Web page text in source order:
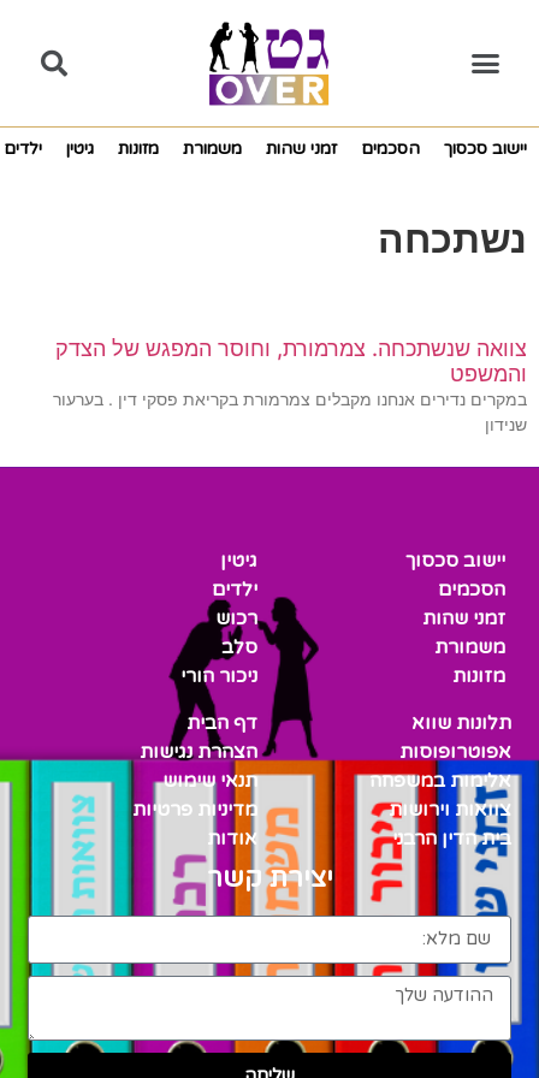
יישוב סכסוך הסכמים זמני שהות משמורת מזונות גיטין ילדים
נשתכחה
צוואה שנשתכחה. צמרמורת, וחוסר המפגש של הצדק
והמשפט
במקרים נדירים אנחנו מקבלים צמרמורת בקריאת פסקי דין . בערעור
שנידון
יישוב סכסוך
הסכמים
זמני שהות
משמורת
מזונות
גיטין
ילדים
רכוש
סלב
ניכור הורי
תלונות שווא
אפוטרופוסות
אלימות במשפחה
צוואות וירושות
בית הדין הרבני
דף הבית
הצהרת נגישות
תנאי שימוש
מדיניות פרטיות
אודות
יצירת קשר